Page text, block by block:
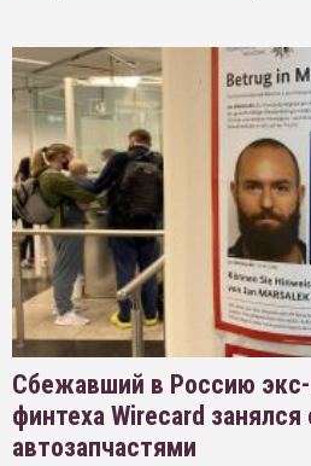
Сбежавший в Россию экс-
финтеха Wirecard
автозапчастями